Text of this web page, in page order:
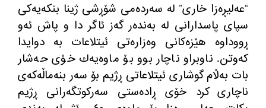
“عه‌لیڕه‌زا خاری” له‌ سه‌رده‌می شۆڕشی ژینا بنكه‌یه‌كی
سپای پاسدارانی له‌ به‌نده‌ر گه‌ز ئاگر دا و پاش ئه‌و
ڕووداوه‌ هێزه‌كانی وه‌زاره‌تی ئیتلاعات به‌ دوایدا
كه‌وتن. ناوبراو ناچار بوو بۆ ماوه‌یه‌ك خۆی حه‌شار
بات به‌ڵام گوشاری ئیتلاعاتی ڕژیم بۆ سه‌ر بنه‌ماڵه‌كه‌ی
ناچاری كرد خۆی ڕاده‌ستی سه‌ركوتگه‌رانی ڕژیم